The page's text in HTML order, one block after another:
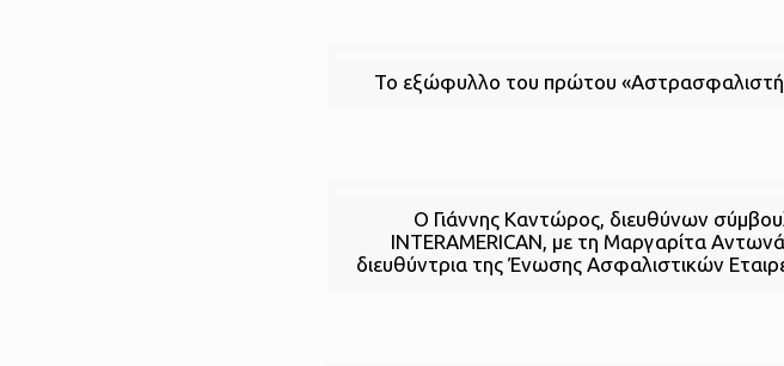
Το εξώφυλλο του πρώτου
Ο Γιάννης Καντώρος, διευθύνων
INTERAMERICAN, με τη Μαργαρίτα
διευθύντρια της Ένωσης Ασφαλιστικών